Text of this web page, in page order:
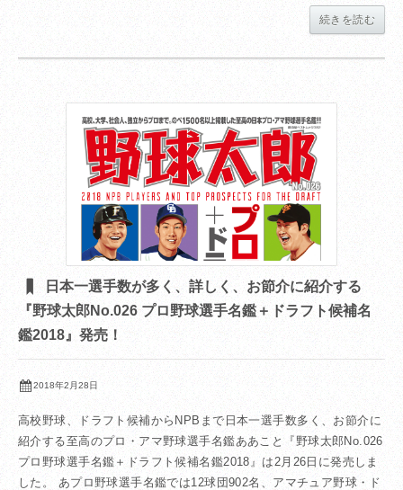
続きを読む
日本一選手数が多く、詳しく、お節介に紹介する
『野球太郎No.026 プロ野球選手名鑑＋ドラフト候補名
鑑2018』発売！
2018年2月28日
高校野球、ドラフト候補からNPBまで日本一選手数多く、お節介に
紹介する至高のプロ・アマ野球選手名鑑ああこと『野球太郎No.026
プロ野球選手名鑑＋ドラフト候補名鑑2018』は2月26日に発売しま
した。 あプロ野球選手名鑑では12球団902名、アマチュア野球・ド